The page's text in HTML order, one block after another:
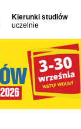
Kierunki studiów
uczelnie